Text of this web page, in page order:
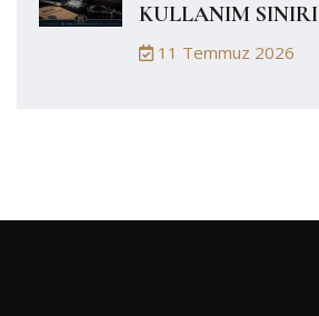
KULLANIM SINIRI
11 Temmuz 2026